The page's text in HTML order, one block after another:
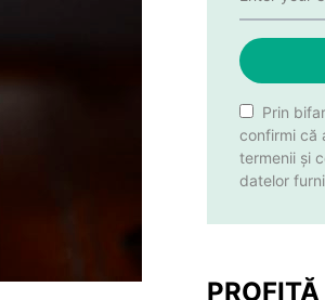
Prin
confirmi că
termenii și
datelor